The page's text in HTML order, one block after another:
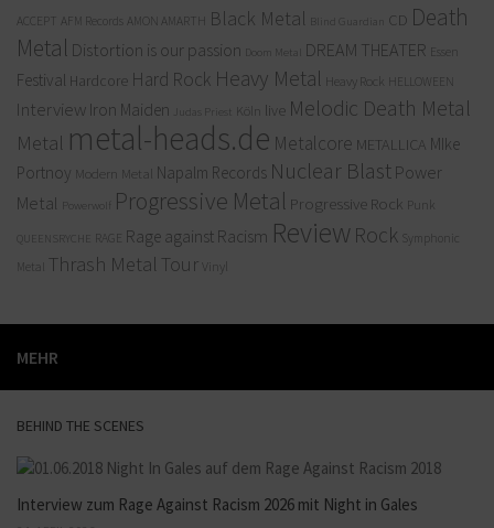
ACCEPT AFM Records AMON AMARTH Black Metal Blind Guardian CD Death
Metal Distortion is our passion Doom Metal DREAM THEATER Essen
Festival Hardcore Hard Rock Heavy Metal Heavy Rock HELLOWEEN
Interview Iron Maiden Judas Priest Köln live Melodic Death Metal
Metal metal-heads.de Metalcore METALLICA MIke
Portnoy Modern Metal Napalm Records Nuclear Blast Power
Metal
Powerwolf Progressive Metal Progressive Rock Punk
QUEENSRYCHE RAGE Rage against Racism Review Rock
Symphonic
Metal
Thrash Metal Tour Vinyl
MEHR
BEHIND THE SCENES
Interview zum Rage Against Racism 2026 mit Night in Gales